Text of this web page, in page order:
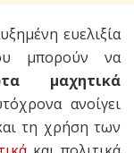
ευελιξία
μπορούν να
μαχητικά
ανοίγει
τη χρήση των